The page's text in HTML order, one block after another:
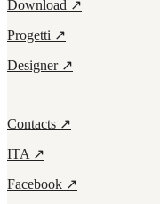
Download ↗
Progetti ↗
Designer ↗
Contacts ↗
ITA ↗
Facebook ↗